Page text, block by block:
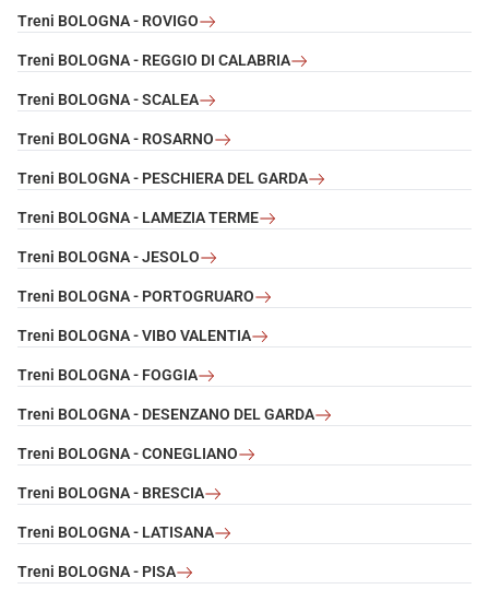
Treni BOLOGNA - ROVIGO
Treni BOLOGNA - REGGIO DI CALABRIA
Treni BOLOGNA - SCALEA
Treni BOLOGNA - ROSARNO
Treni BOLOGNA - PESCHIERA DEL GARDA
Treni BOLOGNA - LAMEZIA TERME
Treni BOLOGNA - JESOLO
Treni BOLOGNA - PORTOGRUARO
Treni BOLOGNA - VIBO VALENTIA
Treni BOLOGNA - FOGGIA
Treni BOLOGNA - DESENZANO DEL GARDA
Treni BOLOGNA - CONEGLIANO
Treni BOLOGNA - BRESCIA
Treni BOLOGNA - LATISANA
Treni BOLOGNA - PISA